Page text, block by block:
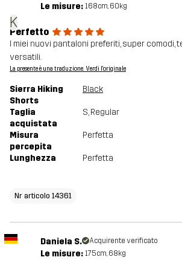
K
Le misure: 168cm, 60kg
Perfetto
I miei nuovi pantaloni preferiti, super comodi,
versatili.
La presente è una traduzione. Verdi l'originale
Sierra Hiking
Shorts
Black
Taglia
acquistata
S, Regular
Misura
percepita
Perfetta
Lunghezza Perfetta
Nr articolo 14361
Daniela S. Acquirente verificato
Le misure: 175cm, 68kg